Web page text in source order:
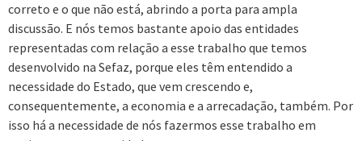
correto e o que não está, abrindo a porta para ampla
discussão. E nós temos bastante apoio das entidades
representadas com relação a esse trabalho que temos
desenvolvido na Sefaz, porque eles têm entendido a
necessidade do Estado, que vem crescendo e,
consequentemente, a economia e a arrecadação, também. Por
isso há a necessidade de nós fazermos esse trabalho em